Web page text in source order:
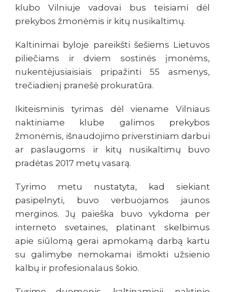
klubo Vilniuje vadovai bus teisiami dėl
prekybos žmonėmis ir kitų nusikaltimų.
Kaltinimai byloje pareikšti šešiems Lietuvos
piliečiams ir dviem sostinės įmonėms,
nukentėjusiaisiais pripažinti 55 asmenys,
trečiadienį pranešė prokuratūra.
Ikiteisminis tyrimas dėl viename Vilniaus
naktiniame klube galimos prekybos
žmonėmis, išnaudojimo priverstiniam darbui
ar paslaugoms ir kitų nusikaltimų buvo
pradėtas 2017 metų vasarą.
Tyrimo metu nustatyta, kad siekiant
pasipelnyti, buvo verbuojamos jaunos
merginos. Jų paieška buvo vykdoma per
interneto svetaines, platinant skelbimus
apie siūlomą gerai apmokamą darbą kartu
su galimybe nemokamai išmokti užsienio
kalbų ir profesionalaus šokio.